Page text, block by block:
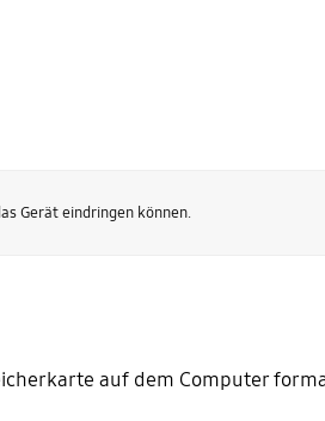
Gerät eindringen können.
auf dem Computer